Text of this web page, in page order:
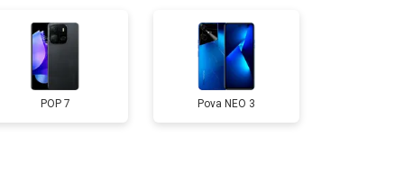
1400 ₽ Заказать
POP 7 Pova NEO 3